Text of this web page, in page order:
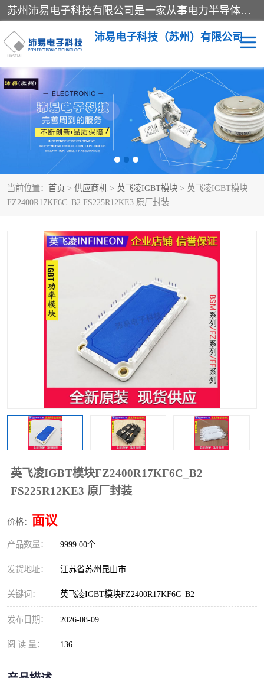
苏州沛易电子科技有限公司是一家从事电力半导体器件和电子元器件的专业代理及分销商，产品包括：IGBT模块、IPM模块、PIM模块、二极管、三极管、可控硅、整流桥、IGBT单管、IGBT电路驱动板、GTR达林顿模块、快恢复二极管、肖特基二极管、熔断器、IC集成电路、快速熔断器等。
沛易电子科技（苏州）有限公司
当前位置： 首页 > 供应商机 > 英飞凌IGBT模块 > 英飞凌IGBT模块
FZ2400R17KF6C_B2 FS225R12KE3 原厂封装
英飞凌IGBT模块FZ2400R17KF6C_B2
FS225R12KE3 原厂封装
价格： 面议
产品数量： 9999.00个
发货地址： 江苏省苏州昆山市
关键词： 英飞凌IGBT模块FZ2400R17KF6C_B2
发布日期： 2026-08-09
阅 读 量： 136
西门康 英飞凌
快恢复二极管 英飞凌IGBT模块
英飞凌可控硅模块 IXYS艾赛斯可控硅
SEMIKRON西门康IGBT SEMIKRON西门康可控硅
器
MOS管场效应管 晶闸管